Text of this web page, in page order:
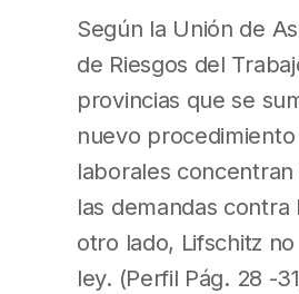
Según la Unión de
de Riesgos del
provincias que se
nuevo
laborales
las demandas contra
otro lado, Lifschitz
ley. (Perfil Pág. 28 -